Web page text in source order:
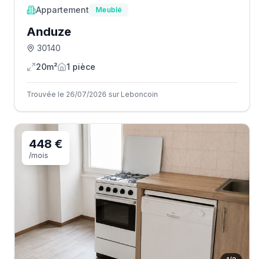
Appartement Meublé
Anduze
30140
20m²
1 pièce
Trouvée le 26/07/2026 sur Leboncoin
448 €
/mois